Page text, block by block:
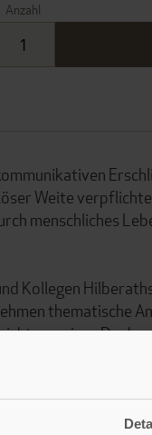
Anzahl
Weite
menschliches
Kollegen
thematische
seines